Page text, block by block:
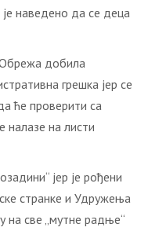
наведено да се деца
Обрежа добила
грешка јер се
ће проверити са
налазе на листи
јер је рођени
странке и Удружења
на све „мутне радње“